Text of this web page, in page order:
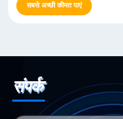
सबसे अच्छी कीमत पाएं
संपर्क